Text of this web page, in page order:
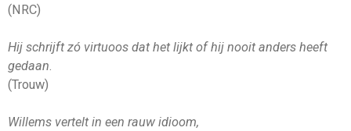
(NRC)
Hij schrijft zó virtuoos dat het lijkt of hij nooit anders heeft
gedaan.
(Trouw)
Willems vertelt in een rauw idioom,